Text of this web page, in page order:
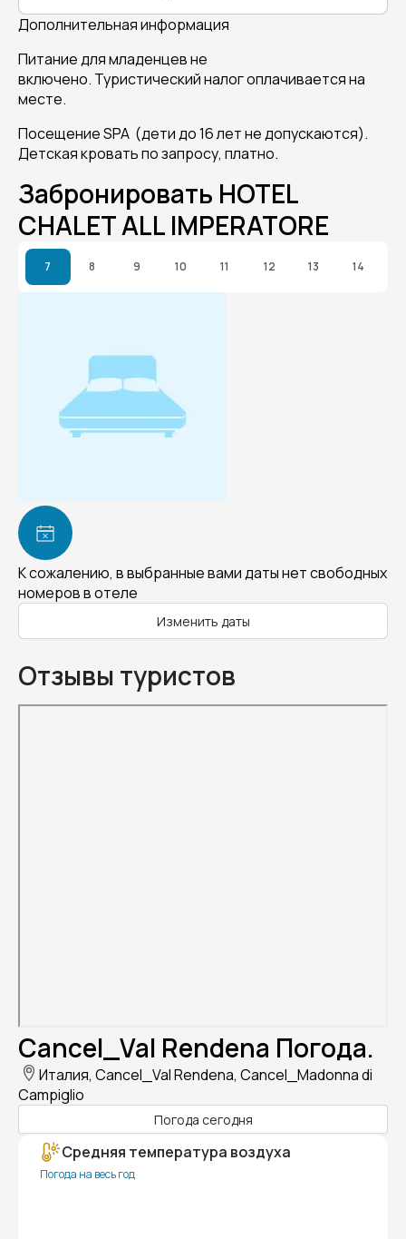
Дополнительная информация
Питание для младенцев не
включено. Туристический налог оплачивается на
месте.
Посещение SPA (дети до 16 лет не допускаются).
Детская кровать по запросу, платно.
Забронировать HOTEL
CHALET ALL IMPERATORE
7 8 9 10 11 12 13 14
К сожалению, в выбранные вами даты нет свободных
номеров в отеле
Изменить даты
Отзывы туристов
Cancel_Val Rendena Погода.
Италия, Cancel_Val Rendena, Cancel_Madonna di
Campiglio
Погода сегодня
Средняя температура воздуха
Погода на весь год